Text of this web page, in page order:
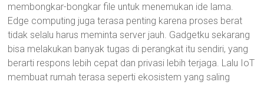
membongkar-bongkar file untuk menemukan ide lama.
Edge computing juga terasa penting karena proses berat
tidak selalu harus meminta server jauh. Gadgetku sekarang
bisa melakukan banyak tugas di perangkat itu sendiri, yang
berarti respons lebih cepat dan privasi lebih terjaga. Lalu IoT
membuat rumah terasa seperti ekosistem yang saling